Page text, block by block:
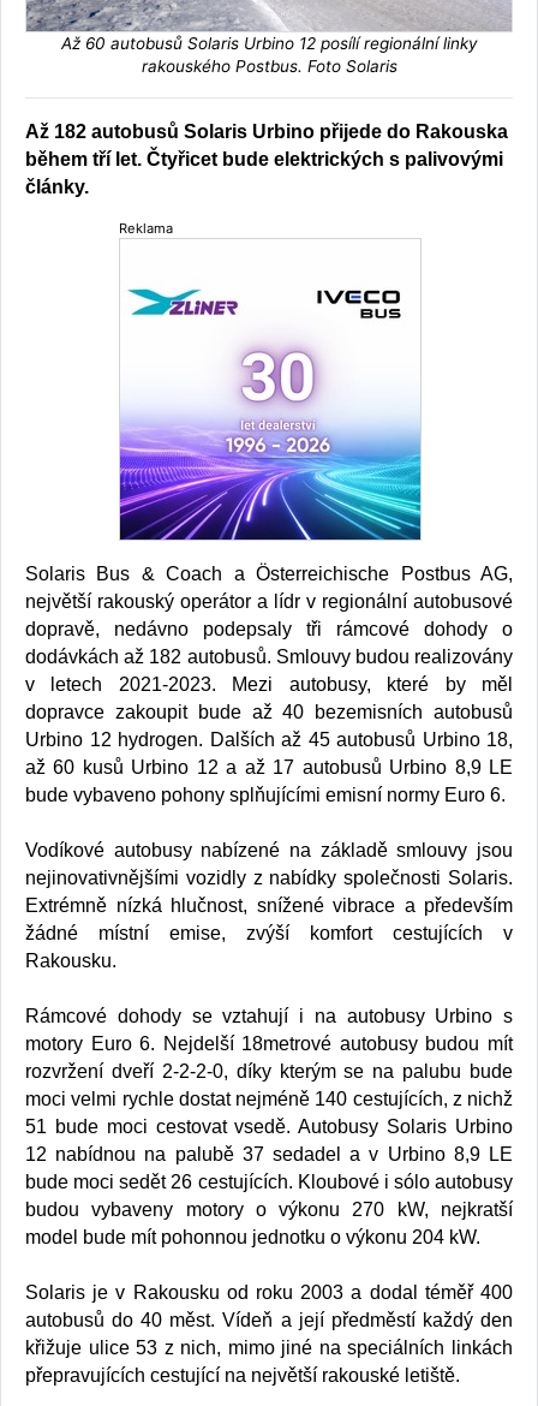
Až 60 autobusů Solaris Urbino 12 posílí regionální linky
rakouského Postbus. Foto Solaris
Až 182 autobusů Solaris Urbino přijede do Rakouska
během tří let. Čtyřicet bude elektrických s palivovými
články.
Reklama
Solaris Bus & Coach a Österreichische Postbus AG,
největší rakouský operátor a lídr v regionální autobusové
dopravě, nedávno podepsaly tři rámcové dohody o
dodávkách až 182 autobusů. Smlouvy budou realizovány
v letech 2021-2023. Mezi autobusy, které by měl
dopravce zakoupit bude až 40 bezemisních autobusů
Urbino 12 hydrogen. Dalších až 45 autobusů Urbino 18,
až 60 kusů Urbino 12 a až 17 autobusů Urbino 8,9 LE
bude vybaveno pohony splňujícími emisní normy Euro 6.
Vodíkové autobusy nabízené na základě smlouvy jsou
nejinovativnějšími vozidly z nabídky společnosti Solaris.
Extrémně nízká hlučnost, snížené vibrace a především
žádné místní emise, zvýší komfort cestujících v
Rakousku.
Rámcové dohody se vztahují i na autobusy Urbino s
motory Euro 6. Nejdelší 18metrové autobusy budou mít
rozvržení dveří 2-2-2-0, díky kterým se na palubu bude
moci velmi rychle dostat nejméně 140 cestujících, z nichž
51 bude moci cestovat vsedě. Autobusy Solaris Urbino
12 nabídnou na palubě 37 sedadel a v Urbino 8,9 LE
bude moci sedět 26 cestujících. Kloubové i sólo autobusy
budou vybaveny motory o výkonu 270 kW, nejkratší
model bude mít pohonnou jednotku o výkonu 204 kW.
Solaris je v Rakousku od roku 2003 a dodal téměř 400
autobusů do 40 měst. Vídeň a její předměstí každý den
křižuje ulice 53 z nich, mimo jiné na speciálních linkách
přepravujících cestující na největší rakouské letiště.